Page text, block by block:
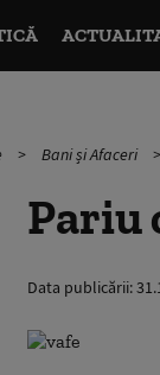
Bani și Afaceri
Pariu
Data publicării: